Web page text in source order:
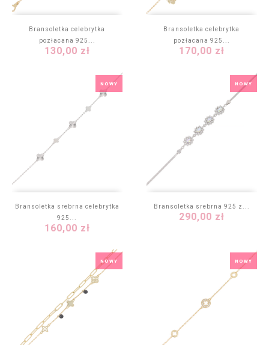
Bransoletka celebrytka
pozłacana 925...
Cena
130,00 zł
Bransoletka celebrytka
pozłacana 925...
Cena
170,00 zł
Bransoletka srebrna celebrytka
925...
Cena
160,00 zł
NOWY
Bransoletka srebrna 925 z...
Cena
290,00 zł
NOWY
NOWY NOWY